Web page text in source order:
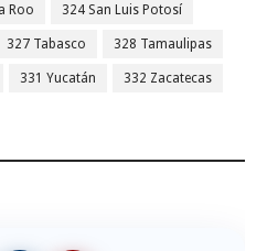
Roo 324 San Luis Potosí
327 Tabasco 328 Tamaulipas
331 Yucatán 332 Zacatecas